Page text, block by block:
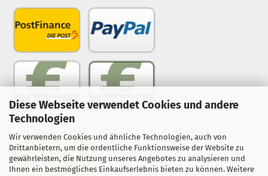
Diese Webseite verwendet Cookies und andere
Technologien
Wir verwenden Cookies und ähnliche Technologien, auch von
Drittanbietern, um die ordentliche Funktionsweise der Website zu
gewährleisten, die Nutzung unseres Angebotes zu analysieren und
Ihnen ein bestmögliches Einkaufserlebnis bieten zu können. Weitere
Versand